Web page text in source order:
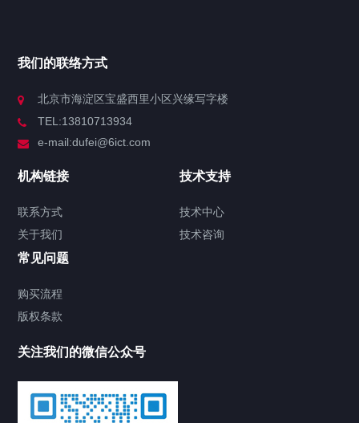
我们的联络方式
北京市海淀区宝盛西里小区兴缘写字楼
TEL:13810713934
e-mail:dufei@6ict.com
机构链接
联系方式
关于我们
技术支持
技术中心
技术咨询
常见问题
购买流程
版权条款
关注我们的微信公众号